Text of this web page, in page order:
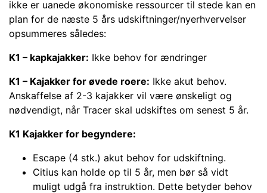
ikke er uanede økonomiske ressourcer til stede kan en
plan for de næste 5 års udskiftninger/nyerhvervelser
opsummeres således:
K1 – kapkajakker: Ikke behov for ændringer
K1 – Kajakker for øvede roere: Ikke akut behov.
Anskaffelse af 2-3 kajakker vil være ønskeligt og
nødvendigt, når Tracer skal udskiftes om senest 5 år.
K1 Kajakker for begyndere:
Escape (4 stk.) akut behov for udskiftning.
Citius kan holde op til 5 år, men bør så vidt
muligt udgå fra instruktion. Dette betyder behov